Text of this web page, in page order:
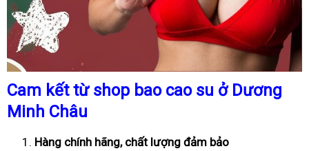
Cam kết từ shop bao cao su ở Dương
Minh Châu
Hàng chính hãng, chất lượng đảm bảo